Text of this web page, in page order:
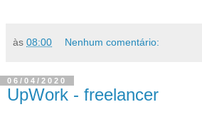
às 08:00 Nenhum comentário:
06/04/2020
UpWork - freelancer